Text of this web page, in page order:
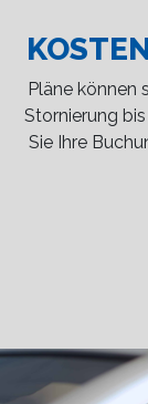
Pläne können
Stornierung
Sie Ihre